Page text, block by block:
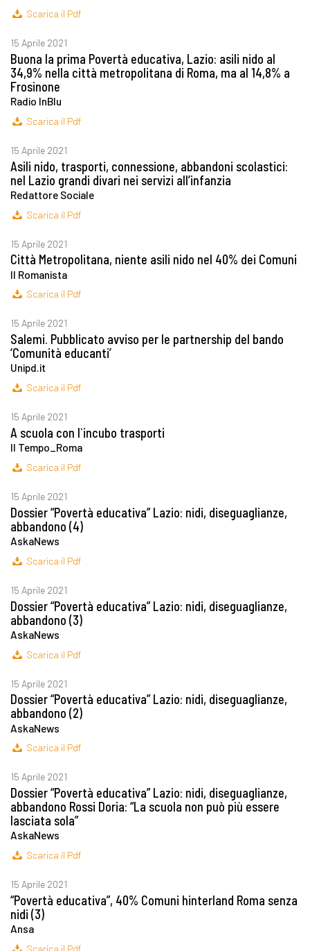
Scarica il Pdf
15 Aprile 2021
Buona la prima Povertà educativa, Lazio: asili nido al
34,9% nella città metropolitana di Roma, ma al 14,8% a
Frosinone
Radio InBlu
Scarica il Pdf
15 Aprile 2021
Asili nido, trasporti, connessione, abbandoni scolastici:
nel Lazio grandi divari nei servizi all’infanzia
Redattore Sociale
Scarica il Pdf
15 Aprile 2021
Città Metropolitana, niente asili nido nel 40% dei Comuni
Il Romanista
Scarica il Pdf
15 Aprile 2021
Salemi. Pubblicato avviso per le partnership del bando
‘Comunità educanti’
Unipd.it
Scarica il Pdf
15 Aprile 2021
A scuola con l`incubo trasporti
Il Tempo_Roma
Scarica il Pdf
15 Aprile 2021
Dossier “Povertà educativa” Lazio: nidi, diseguaglianze,
abbandono (4)
AskaNews
Scarica il Pdf
15 Aprile 2021
Dossier “Povertà educativa” Lazio: nidi, diseguaglianze,
abbandono (3)
AskaNews
Scarica il Pdf
15 Aprile 2021
Dossier “Povertà educativa” Lazio: nidi, diseguaglianze,
abbandono (2)
AskaNews
Scarica il Pdf
15 Aprile 2021
Dossier “Povertà educativa” Lazio: nidi, diseguaglianze,
abbandono Rossi Doria: “La scuola non può più essere
lasciata sola”
AskaNews
Scarica il Pdf
15 Aprile 2021
“Povertà educativa”, 40% Comuni hinterland Roma senza
nidi (3)
Ansa
Scarica il Pdf